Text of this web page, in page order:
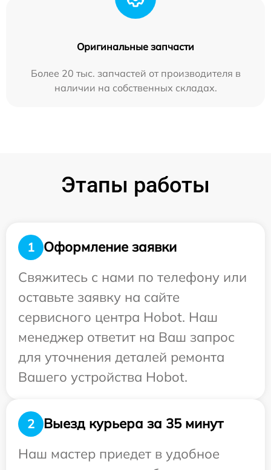
Оригинальные запчасти
Более 20 тыс. запчастей от производителя в
наличии на собственных складах.
Этапы работы
1
Оформление заявки
Свяжитесь с нами по телефону или
оставьте заявку на сайте
сервисного центра Hobot. Наш
менеджер ответит на Ваш запрос
для уточнения деталей ремонта
Вашего устройства Hobot.
2
Выезд курьера за 35 минут
Наш мастер приедет в удобное